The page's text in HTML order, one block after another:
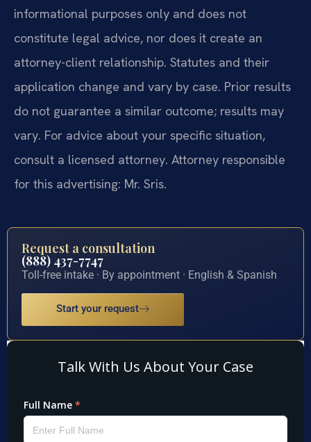
informational purposes only and does not
constitute legal advice, nor does it create an
attorney-client relationship. Statutes and their
application change and vary by case. Prior results
do not guarantee a similar outcome; results may
vary. For advice about your specific situation,
consult a licensed attorney. Attorney responsible
for this advertising: Mr. Sris.
Request a consultation
(888) 437-7747
Toll-free intake · By appointment · English & Spanish
Start your request